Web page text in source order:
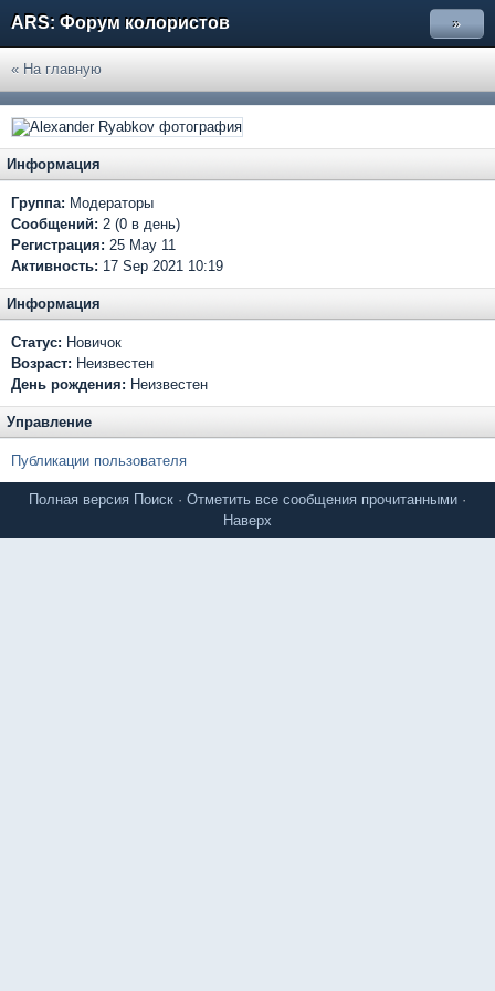
ARS: Форум колористов »
« На главную
Информация
Группа: Модераторы
Сообщений: 2 (0 в день)
Регистрация: 25 May 11
Активность: 17 Sep 2021 10:19
Информация
Статус: Новичок
Возраст: Неизвестен
День рождения: Неизвестен
Управление
Публикации пользователя
Полная версия Поиск · Отметить все сообщения прочитанными ·
Наверх